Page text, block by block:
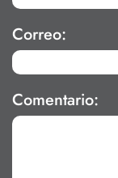
Correo:
Comentario: